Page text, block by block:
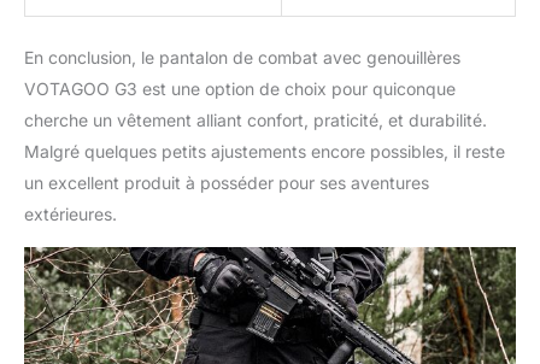
En conclusion, le pantalon de combat avec genouillères
VOTAGOO G3 est une option de choix pour quiconque
cherche un vêtement alliant confort, praticité, et durabilité.
Malgré quelques petits ajustements encore possibles, il reste
un excellent produit à posséder pour ses aventures
extérieures.